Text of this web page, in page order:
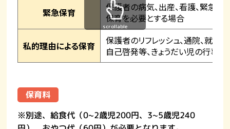
緊急保育
保護者の病気、出産、看護、緊急・
保育を必要とする場合
私的理由による保育
保護者のリフレッシュ、通院、就学
自己啓発等、きょうだい児の行事、
scrollable
保育料
※別途、給食代（0~2歳児200円、3~5歳児240